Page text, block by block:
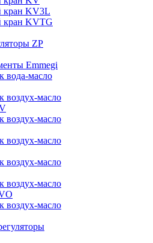
кран KV3L
кран KVTG
ZP
Emmegi
вода-масло
воздух-масло
воздух-масло
воздух-масло
воздух-масло
воздух-масло
воздух-масло